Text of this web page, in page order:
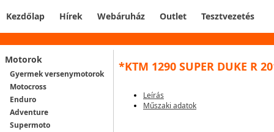
Kezdőlap Hírek Webáruház Outlet Tesztvezetés
Motorok
Gyermek versenymotorok
Motocross
Enduro
Adventure
Supermoto
*KTM 1290 SUPER DUKE R
Leírás
Műszaki adatok